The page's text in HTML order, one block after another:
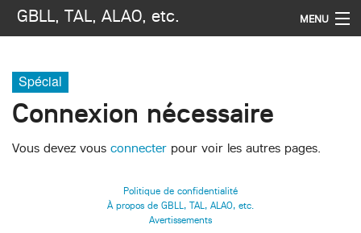
GBLL, TAL, ALAO, etc. MENU
Rechercher
Spécial
Connexion nécessaire
Vous devez vous connecter pour voir les autres pages.
Politique de confidentialité
À propos de GBLL, TAL, ALAO, etc.
Avertissements